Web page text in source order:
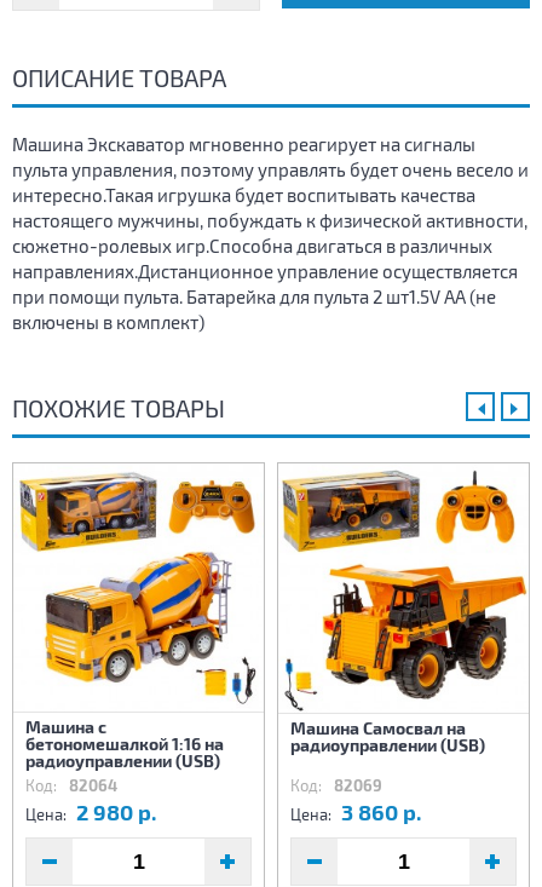
ОПИСАНИЕ ТОВАРА
Машина Экскаватор мгновенно реагирует на сигналы
пульта управления, поэтому управлять будет очень весело и
интересно.Такая игрушка будет воспитывать качества
настоящего мужчины, побуждать к физической активности,
сюжетно-ролевых игр.Способна двигаться в различных
направлениях.Дистанционное управление осуществляется
при помощи пульта. Батарейка для пульта 2 шт1.5V AA (не
включены в комплект)
ПОХОЖИЕ ТОВАРЫ
Машина с
бетономешалкой 1:16 на
радиоуправлении (USB)
Код: 82064
Цена: 2 980 р.
Машина Самосвал на
радиоуправлении (USB)
Код: 82069
Цена: 3 860 р.